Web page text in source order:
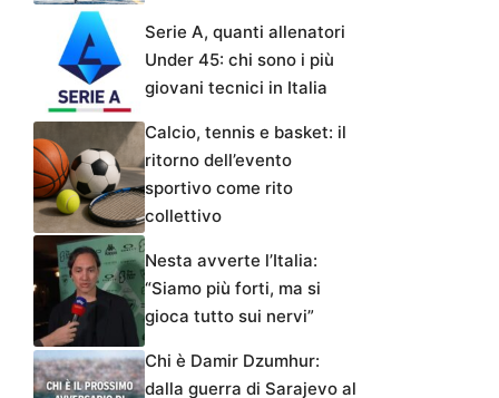
Serie A, quanti allenatori
Under 45: chi sono i più
giovani tecnici in Italia
Calcio, tennis e basket: il
ritorno dell’evento
sportivo come rito
collettivo
Nesta avverte l’Italia:
“Siamo più forti, ma si
gioca tutto sui nervi”
Chi è Damir Dzumhur:
dalla guerra di Sarajevo al